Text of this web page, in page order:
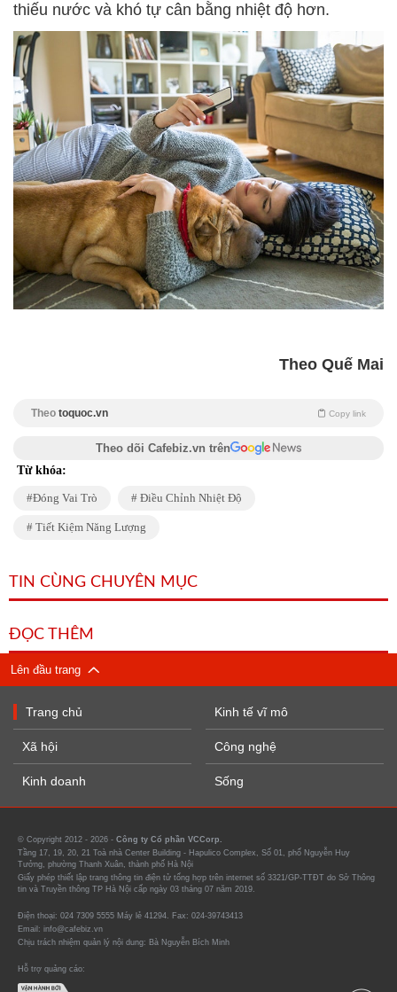
thiếu nước và khó tự cân bằng nhiệt độ hơn.
Theo Quế Mai
Theo toquoc.vn Copy link
Theo dõi Cafebiz.vn trên
Từ khóa:
Đóng Vai Trò Điều Chỉnh Nhiệt Độ
Tiết Kiệm Năng Lượng
TIN CÙNG CHUYÊN MỤC
ĐỌC THÊM
Lên đầu trang
Trang chủ
Xã hội
Kinh doanh
Kinh tế vĩ mô
Công nghệ
Sống
© Copyright 2012 - 2026 - Công ty Cổ phần VCCorp.
Tầng 17, 19, 20, 21 Toà nhà Center Building - Hapulico Complex, Số 01, phố Nguyễn Huy
Tưởng, phường Thanh Xuân, thành phố Hà Nội
Giấy phép thiết lập trang thông tin điện tử tổng hợp trên internet số 3321/GP-TTĐT do Sở Thông
tin và Truyền thông TP Hà Nội cấp ngày 03 tháng 07 năm 2019.
Điện thoại: 024 7309 5555 Máy lẻ 41294. Fax: 024-39743413
Email: info@cafebiz.vn
Chịu trách nhiệm quản lý nội dung: Bà Nguyễn Bích Minh
Hỗ trợ quảng cáo: